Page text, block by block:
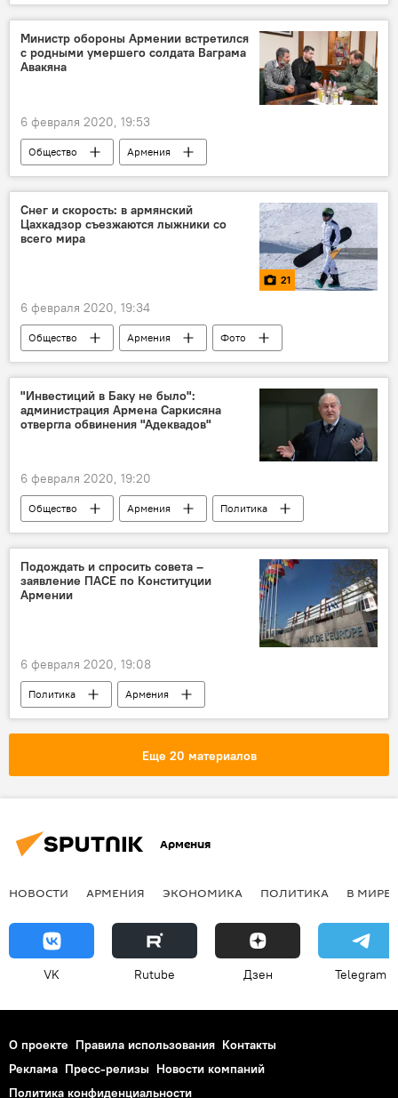
референдум
Министр обороны Армении встретился
с родными умершего солдата Ваграма
Авакяна
6 февраля 2020, 19:53
Общество
Армения
министр обороны
инцидент
солдат
Снег и скорость: в армянский
Цахкадзор съезжаются лыжники со
всего мира
21
6 февраля 2020, 19:34
Общество Армения
Фото
Мультимедиа
курорты
лыжники
Цахкадзор
туристы
"Инвестиций в Баку не было":
администрация Армена Саркисяна
отвергла обвинения "Адеквадов"
6 февраля 2020, 19:20
Общество Армения
Политика
Армен Саркисян
Новости Армения
президент
Подождать и спросить совета –
заявление ПАСЕ по Конституции
Армении
6 февраля 2020, 19:08
Политика
Армения
Дело председателя Конституционного суда Армении Грайра Товмасяна
Еще 20 материалов
Армения
НОВОСТИ АРМЕНИЯ ЭКОНОМИКА ПОЛИТИКА В МИРЕ
VK Rutube Дзен Telegram
О проекте Правила использования Контакты
Реклама Пресс-релизы Новости компаний
Политика конфиденциальности